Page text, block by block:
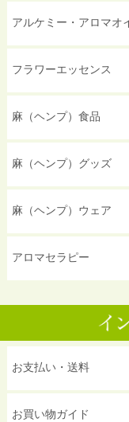
アルケミー・アロマオ
フラワーエッセンス
麻（ヘンプ）食品
麻（ヘンプ）グッズ
麻（ヘンプ）ウェア
アロマセラピー
お支払い・送料
お買い物ガイド